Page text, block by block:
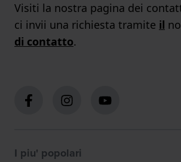
Visiti la nostra pagina dei
ci invii una richiesta tramite il
di contatto.
I piu' popolari